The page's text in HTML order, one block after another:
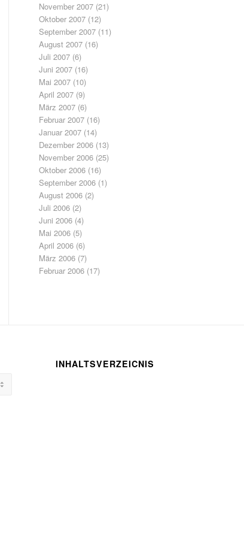
November 2007 (21)
Oktober 2007 (12)
September 2007 (11)
August 2007 (16)
Juli 2007 (6)
Juni 2007 (16)
Mai 2007 (10)
April 2007 (9)
März 2007 (6)
Februar 2007 (16)
Januar 2007 (14)
Dezember 2006 (13)
November 2006 (25)
Oktober 2006 (16)
September 2006 (1)
August 2006 (2)
Juli 2006 (2)
Juni 2006 (4)
Mai 2006 (5)
April 2006 (6)
März 2006 (7)
Februar 2006 (17)
INHALTSVERZEICNIS